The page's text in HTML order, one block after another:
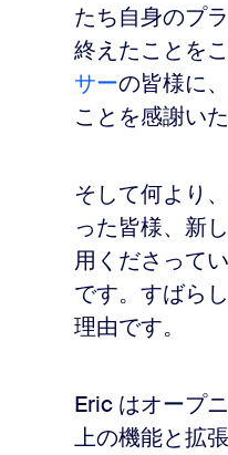
たち自身のプ
終えたことを
サーの皆様に
ことを感謝いた
そして何より
った皆様、新
用くださって
です。すばら
理由です。
Eric はオープ
上の機能と拡